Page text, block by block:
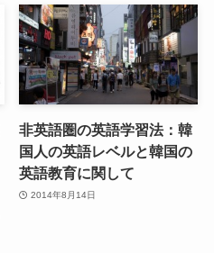
非英語圏の英語学習法：韓
国人の英語レベルと韓国の
英語教育に関して
2014年8月14日